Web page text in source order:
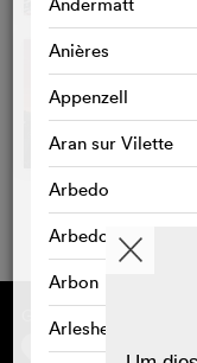
Anières
Appenzell
Aran sur Vilette
Arbedo
Arbedo-Castione
Arbon
Arlesheim